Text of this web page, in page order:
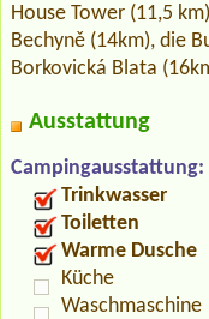
House Tower (11,5
Bechyně (14km), die
Borkovická Blata
Ausstattung
Campingausstattung:
Trinkwasser
Toiletten
Warme Dusche
Küche
Waschmaschine